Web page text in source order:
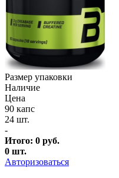
Размер упаковки
Наличие
Цена
90 капс
24 шт.
-
Итого: 0 руб.
0 шт.
Авторизоваться